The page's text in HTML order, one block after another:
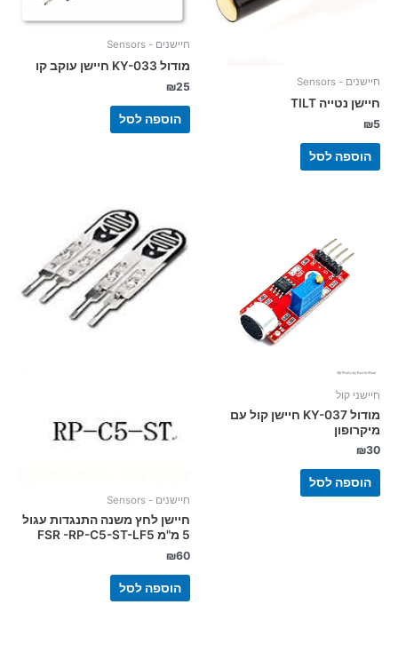
חיישנים - Sensors
חיישן נטייה TILT
₪5
הוספה לסל
חיישנים - Sensors
מודול KY-033 חיישן עוקב קו
₪25
הוספה לסל
חיישני קול
מודול KY-037 חיישן קול עם
מיקרופון
₪30
הוספה לסל
חיישנים - Sensors
חיישן לחץ משנה התנגדות עגול
5 מ"מ FSR -RP-C5-ST-LF5
₪60
הוספה לסל